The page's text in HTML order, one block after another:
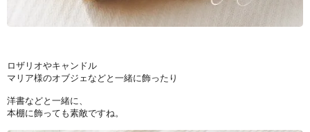
ロザリオやキャンドル
マリア様のオブジェなどと一緒に飾ったり
洋書などと一緒に、
本棚に飾っても素敵ですね。